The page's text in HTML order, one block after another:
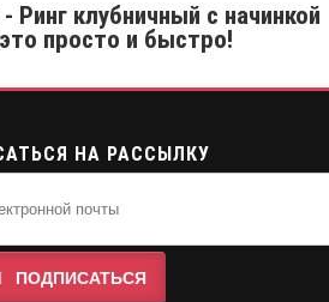
Ринг клубничный с начинкой
просто и быстро!
НА РАССЫЛКУ
ПОДПИСАТЬСЯ